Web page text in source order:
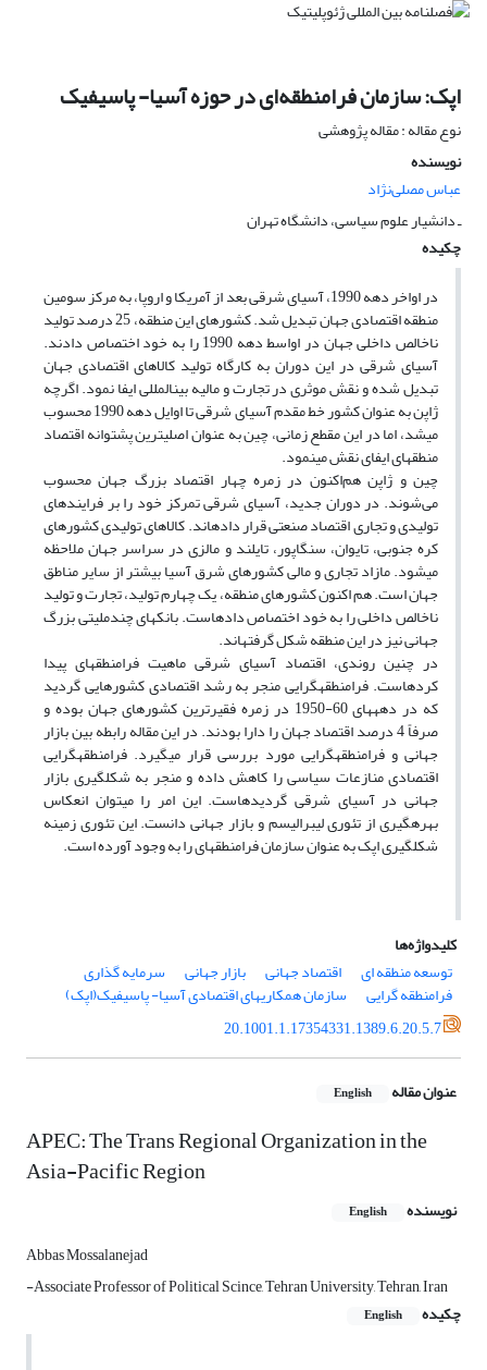
اپک: سازمان فرامنطقه‌ای در حوزه آسیا- پاسیفیک
نوع مقاله : مقاله پژوهشی
نویسنده
عباس مصلی‌نژاد
ـ دانشیار علوم سیاسی، دانشگاه تهران
چکیده
در اواخر دهه 1990، آسیای شرقی بعد از آمریکا و اروپا، به مرکز سومین
منطقه اقتصادی جهان تبدیل شد. کشورهای این منطقه، 25 درصد تولید
ناخالص داخلی جهان در اواسط دهه 1990 را به خود اختصاص دادند.
آسیای شرقی در این دوران به کارگاه تولید کالاهای اقتصادی جهان
تبدیل شده و نقش موثری در تجارت و مالیه بین‏المللی ایفا نمود. اگرچه
ژاپن به عنوان کشور خط مقدم آسیای شرقی تا اوایل دهه 1990 محسوب
می‏شد، اما در این مقطع زمانی، چین به عنوان اصلی‏ترین پشتوانه اقتصاد
منطقه‏ای ایفای نقش می‏نمود.
چین و ژاپن هم‌اکنون در زمره چهار اقتصاد بزرگ جهان محسوب
می‌شوند. در دوران جدید، آسیای شرقی تمرکز خود را بر فرایندهای
تولیدی و تجاری اقتصاد صنعتی قرار داده‏اند. کالاهای تولیدی کشورهای
کره جنوبی، تایوان، سنگاپور، تایلند و مالزی در سراسر جهان ملاحظه
می‏شود. مازاد تجاری و مالی کشورهای شرق آسیا بیشتر از سایر مناطق
جهان است. هم اکنون کشورهای منطقه، یک چهارم تولید، تجارت و تولید
ناخالص داخلی را به خود اختصاص داده‏است. بانک‏های چندملیتی بزرگ
جهانی نیز در این منطقه شکل گرفته‏اند.
در چنین روندی، اقتصاد آسیای شرقی ماهیت فرامنطقه‏ای پیدا
کرده‏است. فرامنطقه‏گرایی منجر به رشد اقتصادی کشورهایی گردید
که در دهه‏های 60-1950 در زمره فقیرترین کشورهای جهان بوده و
صرفاً 4 درصد اقتصاد جهان را دارا بودند. در این مقاله رابطه بین بازار
جهانی و فرامنطقه‏گرایی مورد بررسی قرار می‏گیرد. فرامنطقه‏گرایی
اقتصادی منازعات سیاسی را کاهش داده و منجر به شکل‏گیری بازار
جهانی در آسیای شرقی گردیده‏است. این امر را می‏توان انعکاس
بهره‏گیری از تئوری لیبرالیسم و بازار جهانی دانست. این تئوری زمینه
شکل‏گیری اپک به عنوان سازمان فرامنطقه‏ای را به وجود آورده است.
کلیدواژه‌ها
توسعه منطقه ‏ای
اقتصاد جهانی بازار جهانی سرمایه ‏گذاری
فرامنطقه‏ گرایی
سازمان همکاری‏های اقتصادی آسیا- پاسیفیک(اپک)
20.1001.1.17354331.1389.6.20.5.7
عنوان مقاله English
APEC: The Trans Regional Organization in the
Asia-Pacific Region
نویسنده English
Abbas Mossalanejad
-Associate Professor of Political Scince, Tehran University, Tehran, Iran
چکیده
English